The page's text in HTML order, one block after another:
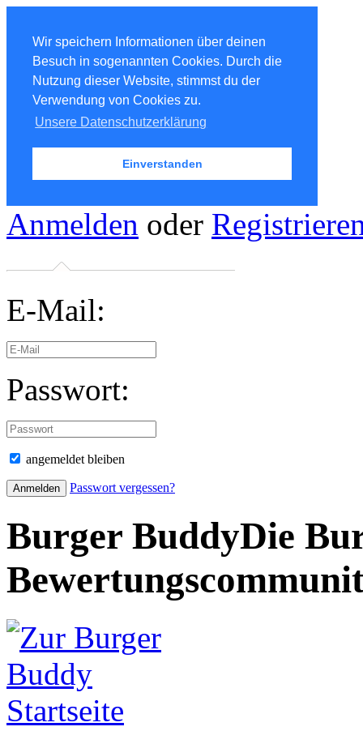
Wir speichern Informationen über deinen
Besuch in sogenannten Cookies. Durch die
Nutzung dieser Website, stimmst du der
Verwendung von Cookies zu.
Unsere Datenschutzerklärung
Einverstanden
Anmelden oder
E-Mail:
Passwort:
angemeldet bleiben
Passwort vergessen?
Burger BuddyDie